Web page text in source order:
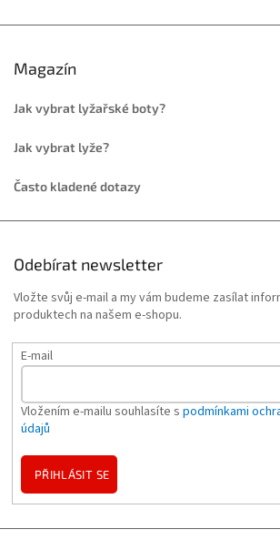
Magazín
Jak vybrat lyžařské boty?
Jak vybrat lyže?
Často kladené dotazy
Odebírat newsletter
Vložte svůj e-mail a my vám budeme zasílat
produktech na našem e-shopu.
E-mail
Vložením e-mailu souhlasíte s podmínkami
údajů
PŘIHLÁSIT SE